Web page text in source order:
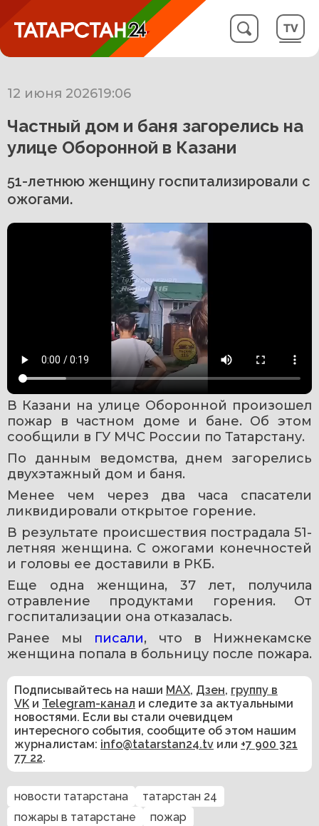
12 июня 202619:06
Частный дом и баня загорелись на
улице Оборонной в Казани
51-летнюю женщину госпитализировали с
ожогами.
В Казани на улице Оборонной произошел
пожар в частном доме и бане. Об этом
сообщили в ГУ МЧС России по Татарстану.
По данным ведомства, днем загорелись
двухэтажный дом и баня.
Менее чем через два часа спасатели
ликвидировали открытое горение.
В результате происшествия пострадала 51-
летняя женщина. С ожогами конечностей
и головы ее доставили в РКБ.
Еще одна женщина, 37 лет, получила
отравление продуктами горения. От
госпитализации она отказалась.
Ранее мы писали, что в Нижнекамске
женщина попала в больницу после пожара.
Подписывайтесь на наши MAX, Дзен, группу в
VK и Telegram-канал и следите за актуальными
новостями. Если вы стали очевидцем
интересного события, сообщите об этом нашим
журналистам: info@tatarstan24.tv или +7 900 321
77 22.
новости татарстана
татарстан 24
пожары в татарстане
пожар